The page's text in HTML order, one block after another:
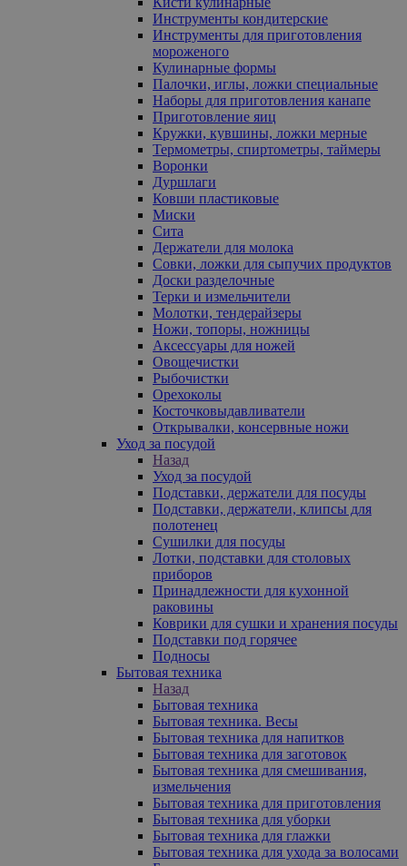
Инструменты кондитерские
Инструменты для приготовления
мороженого
Кулинарные формы
Палочки, иглы, ложки специальные
Наборы для приготовления канапе
Приготовление яиц
Кружки, кувшины, ложки мерные
Термометры, спиртометры, таймеры
Воронки
Дуршлаги
Ковши пластиковые
Миски
Сита
Держатели для молока
Совки, ложки для сыпучих продуктов
Доски разделочные
Терки и измельчители
Молотки, тендерайзеры
Ножи, топоры, ножницы
Аксессуары для ножей
Овощечистки
Рыбочистки
Орехоколы
Косточковыдавливатели
Открывалки, консервные ножи
Уход за посудой
Назад
Уход за посудой
Подставки, держатели для посуды
Подставки, держатели, клипсы для
полотенец
Сушилки для посуды
Лотки, подставки для столовых
приборов
Принадлежности для кухонной
раковины
Коврики для сушки и хранения посуды
Подставки под горячее
Подносы
Бытовая техника
Назад
Бытовая техника
Бытовая техника. Весы
Бытовая техника для напитков
Бытовая техника для заготовок
Бытовая техника для смешивания,
измельчения
Бытовая техника для приготовления
Бытовая техника для уборки
Бытовая техника для глажки
Бытовая техника для ухода за волосами